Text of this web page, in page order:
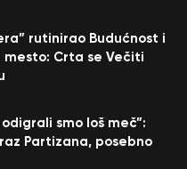
rutinirao Budućnost i
mesto: Crta se Večiti
smo loš meč”:
Partizana, posebno